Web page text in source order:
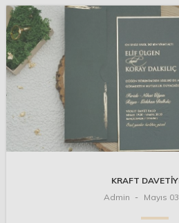
KRAFT
Admin
Mayıs